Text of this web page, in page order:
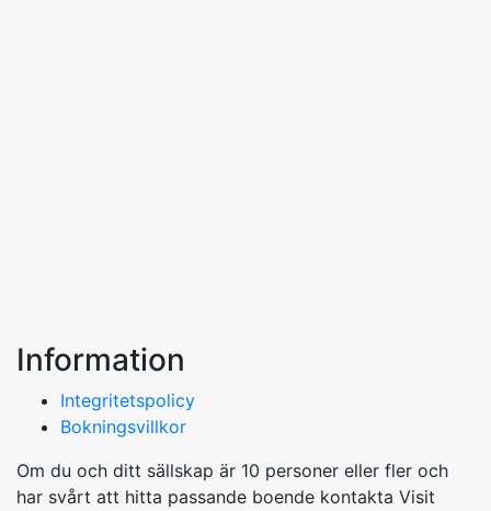
Information
Integritetspolicy
Bokningsvillkor
Om du och ditt sällskap är 10 personer eller fler och
har svårt att hitta passande boende kontakta Visit